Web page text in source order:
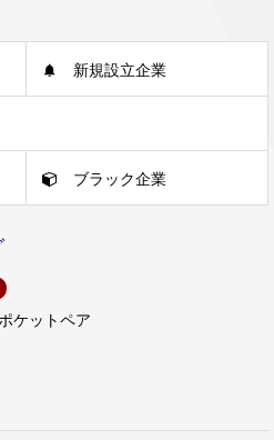
新規設立企業
ブラック企業
ケットペア